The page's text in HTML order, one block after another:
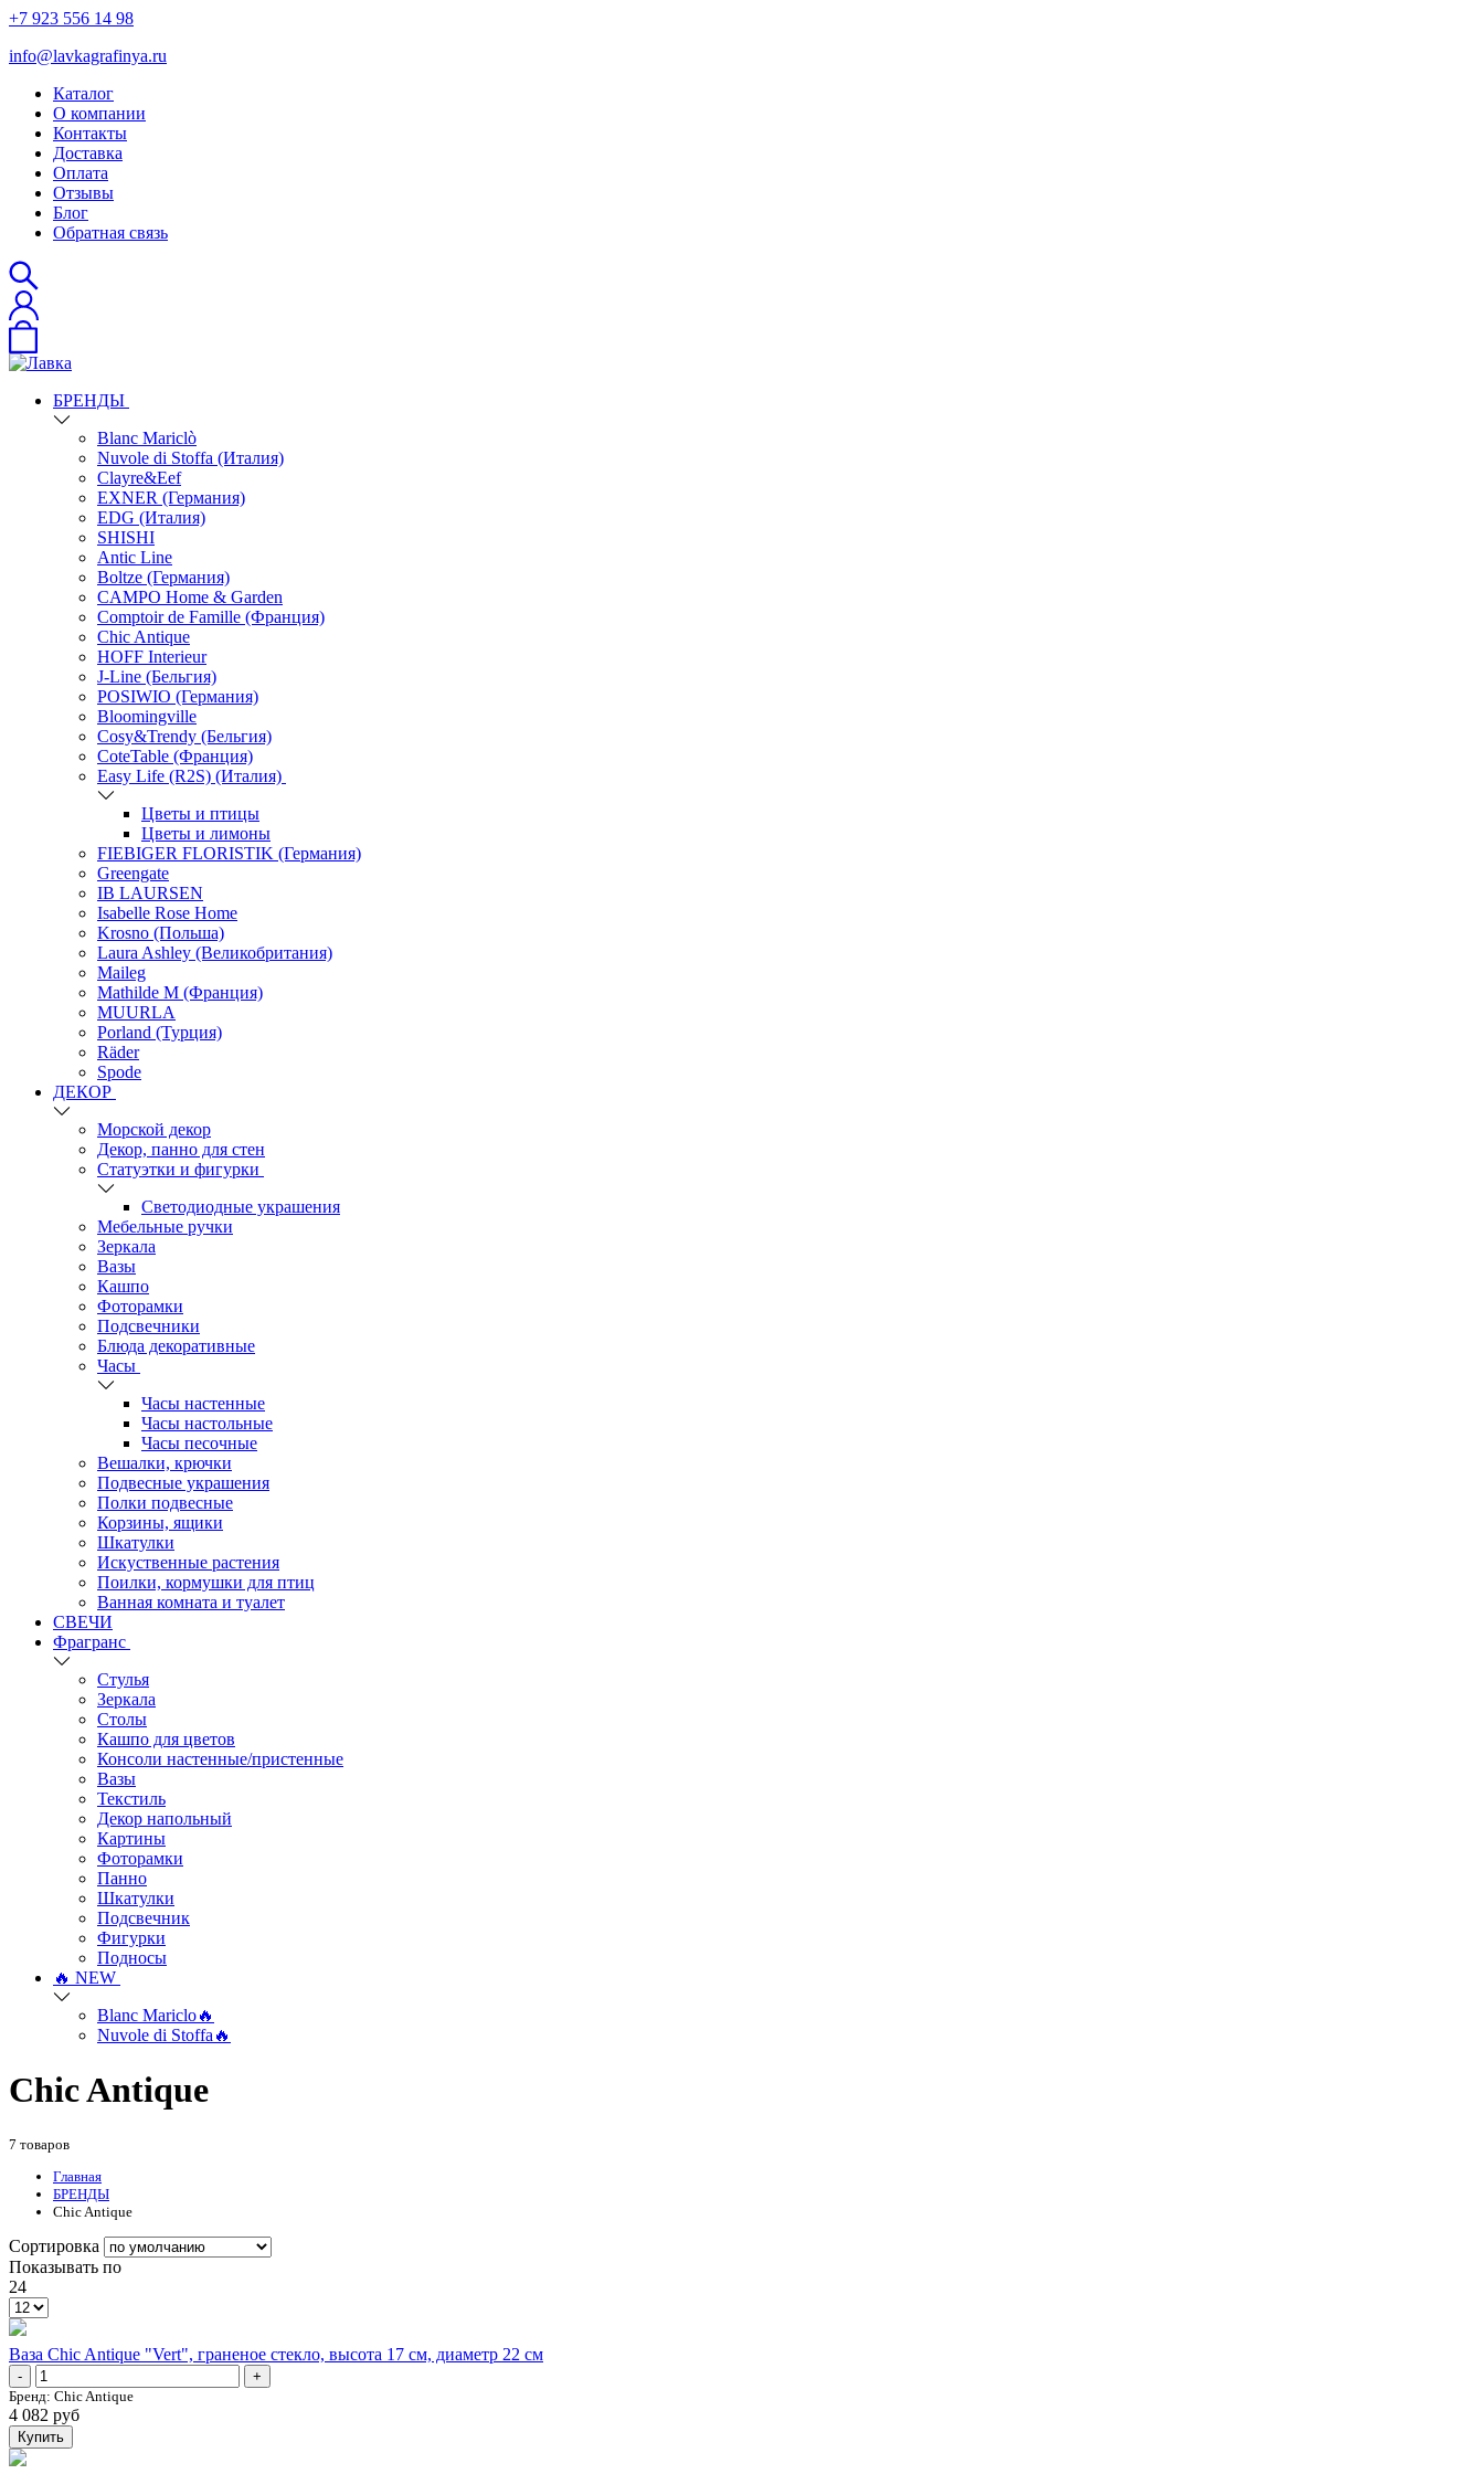
+7 923 556 14 98
info@lavkagrafinya.ru
Каталог
О компании
Контакты
Доставка
Оплата
Отзывы
Блог
Обратная связь
БРЕНДЫ
Blanc Mariclò
Nuvole di Stoffa (Италия)
Clayre&Eef
EXNER (Германия)
EDG (Италия)
SHISHI
Antic Line
Boltze (Германия)
CAMPO Home & Garden
Comptoir de Famille (Франция)
Chic Antique
HOFF Interieur
J-Line (Бельгия)
POSIWIO (Германия)
Bloomingville
Cosy&Trendy (Бельгия)
CoteTable (Франция)
Easy Life (R2S) (Италия)
Цветы и птицы
Цветы и лимоны
FIEBIGER FLORISTIK (Германия)
Greengate
IB LAURSEN
Isabelle Rose Home
Krosno (Польша)
Laura Ashley (Великобритания)
Maileg
Mathilde M (Франция)
MUURLA
Porland (Турция)
Räder
Spode
ДЕКОР
Морской декор
Декор, панно для стен
Статуэтки и фигурки
Светодиодные украшения
Мебельные ручки
Зеркала
Вазы
Кашпо
Фоторамки
Подсвечники
Блюда декоративные
Часы
Часы настенные
Часы настольные
Часы песочные
Вешалки, крючки
Подвесные украшения
Полки подвесные
Корзины, ящики
Шкатулки
Искуственные растения
Поилки, кормушки для птиц
Ванная комната и туалет
СВЕЧИ
Фрагранс
Стулья
Зеркала
Столы
Кашпо для цветов
Консоли настенные/пристенные
Вазы
Текстиль
Декор напольный
Картины
Фоторамки
Панно
Шкатулки
Подсвечник
Фигурки
Подносы
🔥 NEW
Blanc Mariclo🔥
Nuvole di Stoffa🔥
Chic Antique
7 товаров
Главная
БРЕНДЫ
Chic Antique
Сортировка
Показывать по
24
Ваза Chic Antique "Vert", граненое стекло, высота 17 см, диаметр 22 см
-
+
Бренд: Chic Antique
4 082 руб
Купить